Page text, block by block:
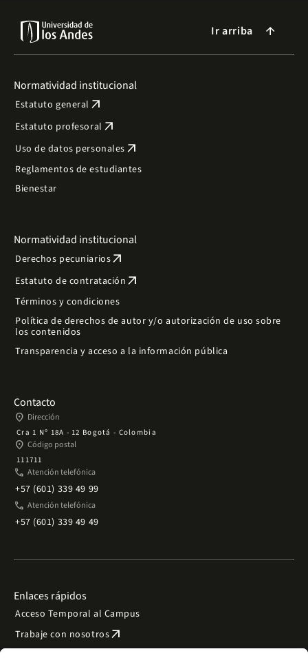
Ir arriba arrow_forward
Normatividad institucional
Estatuto general arrow_outward
Estatuto profesoral arrow_outward
Uso de datos personales arrow_outward
Reglamentos de estudiantes
Bienestar
Normatividad institucional
Derechos pecuniariosarrow_outward
Estatuto de contratación arrow_outward
Términos y condiciones
Política de derechos de autor y/o autorización de uso sobre
los contenidos
Transparencia y acceso a la información pública
Contacto
place Dirección
Cra 1 Nº 18A - 12 Bogotá - Colombia
place Código postal
111711
phone Atención telefónica
+57 (601) 339 49 99
phone Atención telefónica
+57 (601) 339 49 49
Enlaces rápidos
Acceso Temporal al Campus
Trabaje con nosotrosarrow_outward